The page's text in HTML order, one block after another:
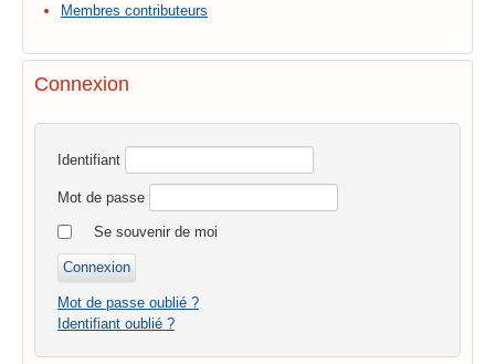
Membres contributeurs
Connexion
Identifiant
Mot de passe
Se souvenir de moi
Mot de passe oublié ?
Identifiant oublié ?